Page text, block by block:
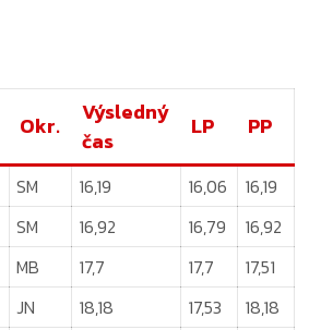
Okr.
Výsledný
čas
LP PP
SM 16,19 16,06
16,19
SM 16,92 16,79
16,92
MB 17,7 17,7
17,51
JN 18,18 17,53 18,18